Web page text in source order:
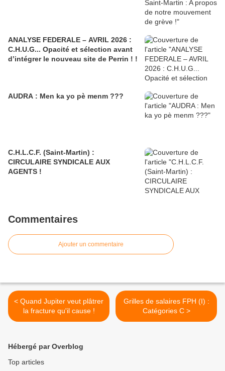
ANALYSE FEDERALE – AVRIL 2026 :
C.H.U.G... Opacité et sélection avant
d’intégrer le nouveau site de Perrin ! !
AUDRA : Men ka yo pè menm ???
C.H.L.C.F. (Saint-Martin) :
CIRCULAIRE SYNDICALE AUX
AGENTS !
Commentaires
Ajouter un commentaire
< Quand Jupiter veut plâtrer
la fracture qu'il cause !
Grilles de salaires FPH (I) :
Catégories C >
Hébergé par Overblog
Top articles